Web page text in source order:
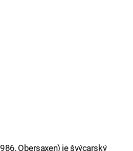
Obersaxen) je švýcarský